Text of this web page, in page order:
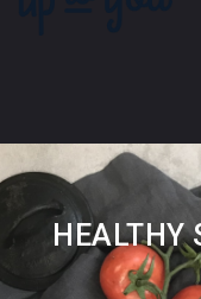
HEALTHY